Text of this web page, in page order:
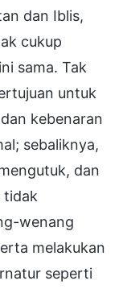
dan Iblis,
cukup
sama. Tak
untuk
kebenaran
sebaliknya,
dan
tidak
wenang
melakukan
seperti